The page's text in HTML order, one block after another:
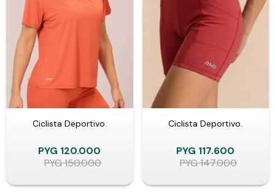
Ciclista Deportivo.
PYG 120.000
PYG150.000
Ciclista Deportivo.
PYG 117.600
PYG147.000